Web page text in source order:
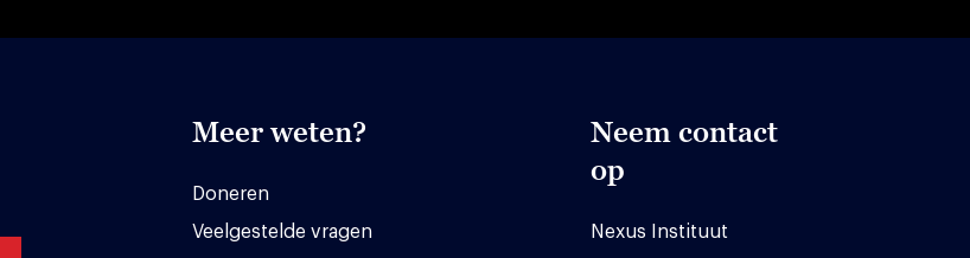
Meer weten?
Doneren
Veelgestelde vragen
Neem contact
op
Nexus Instituut